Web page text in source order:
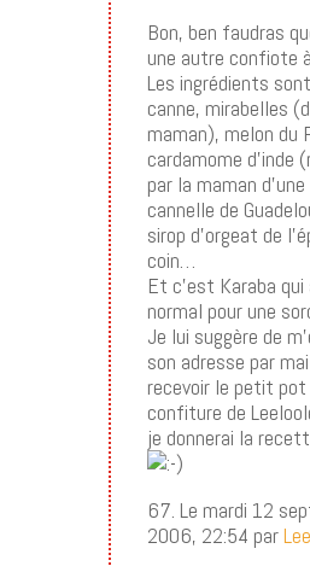
Bon, ben faudras
une autre confiote
Les ingrédients
canne, mirabelles
maman), melon du
cardamome d’inde
par la maman
cannelle de
sirop d’orgeat de
coin…
Et c’est Karaba
normal pour une
Je lui suggère de
son adresse par
recevoir le petit pot
confiture de
je donnerai la
67. Le mardi 12
2006, 22:54 par